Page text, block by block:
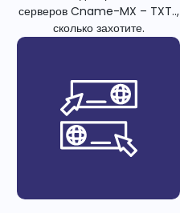
серверов Cname-MX – TXT..,
сколько захотите.